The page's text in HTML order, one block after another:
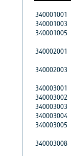
340001001
340001003
340001005
340002001
340002003
340003001
340003002
340003003
340003004
340003005
340003008